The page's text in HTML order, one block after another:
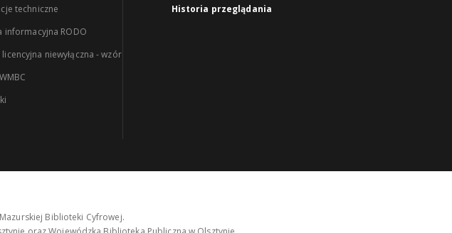
techniczne
informacyjna RODO
niewyłączna - wzór
Historia przeglądania
Biblioteki Cyfrowej.